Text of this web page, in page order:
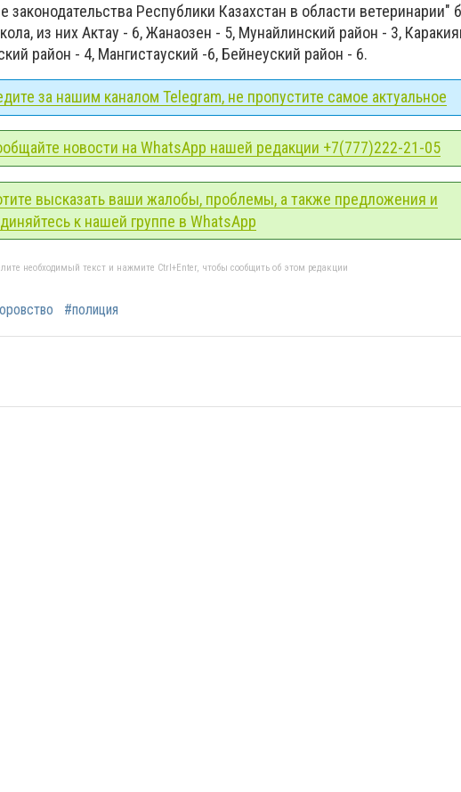
законодательства Республики Казахстан в области ветеринарии"
из них Актау - 6, Жанаозен - 5, Мунайлинский район - 3,
район - 4, Мангистауский -6, Бейнеуский район - 6.
за нашим каналом Telegram, не пропустите самое актуальное
новости на WhatsApp нашей редакции +7(777)222-21-05
высказать ваши жалобы, проблемы, а также предложения и
к нашей группе в WhatsApp
необходимый текст и нажмите Ctrl+Enter, чтобы сообщить об этом редакции
#полиция